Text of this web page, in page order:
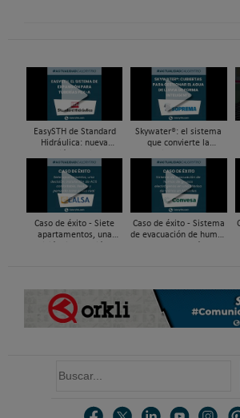
EasySTH de Standard
Hidráulica: nueva
de expansión para
tuberías PEX
Skywater®: el sistema
que convierte la
infraestructura activa de
gestión del agua...
Caso de éxito - Siete
apartamentos, una
Caso de éxito - Sistema
de evacuación de humos
u